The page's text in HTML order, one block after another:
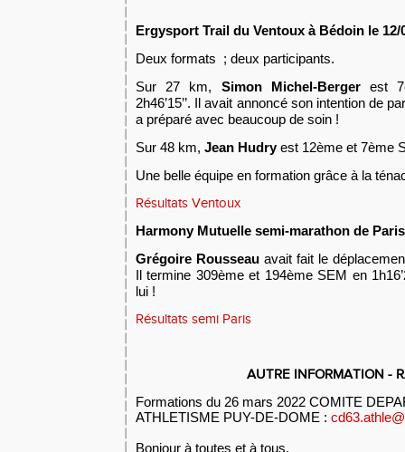
Ergysport Trail du Ventoux à Bédoin le 12/
Deux formats ; deux participants.
Sur 27 km, Simon Michel-Bergerest
2h46’15’’. Il avait annoncé son intention de
a préparé avec beaucoup de soin !
Sur 48 km, Jean Hudryest 12ème et 7ème
Une belle équipe en formation grâce à la
Résultats Ventoux
Harmony Mutuelle semi-marathon de Pari
Grégoire Rousseau avait fait le
Il termine 309ème et 194ème SEM en
lui !
Résultats semi Paris
AUTRE INFORMATION -
Formations du 26 mars 2022 COMITE
ATHLETISME PUY-DE-DOME :
Bonjour à toutes et à tous,